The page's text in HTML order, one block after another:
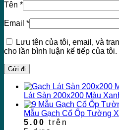
Tên *
Email *
Lưu tên của tôi, email, và
cho lần bình luận kế tiếp của tôi.
Lát Sàn 200x200 Màu
Mẫu Gạch Cổ Ốp Tường
5.00 trên